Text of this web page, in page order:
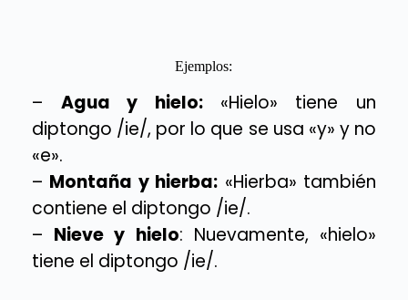
Ejemplos:
– Agua y hielo: «Hielo» tiene un
diptongo /ie/, por lo que se usa «y» y no
«e».
– Montaña y hierba: «Hierba» también
contiene el diptongo /ie/.
– Nieve y hielo: Nuevamente, «hielo»
tiene el diptongo /ie/.